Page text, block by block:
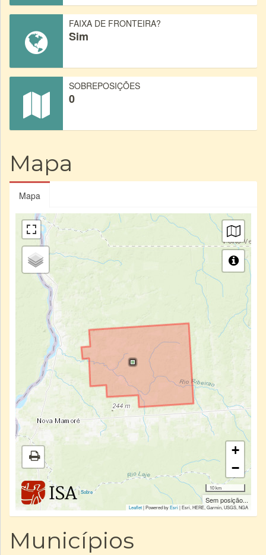
FAIXA DE FRONTEIRA?
Sim
SOBREPOSIÇÕES
0
Mapa
Mapa
|Sobre
+
−
10 km
Sem posição...
Leaflet| Powered byEsri|Esri, HERE, Garmin, USGS, NGA
Municípios